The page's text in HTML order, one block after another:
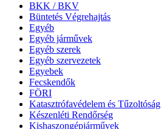
BKK / BKV
Büntetés Végrehajtás
Egyéb
Egyéb járművek
Egyéb szerek
Egyéb szervezetek
Egyebek
Fecskendők
FÖRI
Katasztrófavédelem és Tűzoltóság
Készenléti Rendőrség
Kishaszongépjárművek